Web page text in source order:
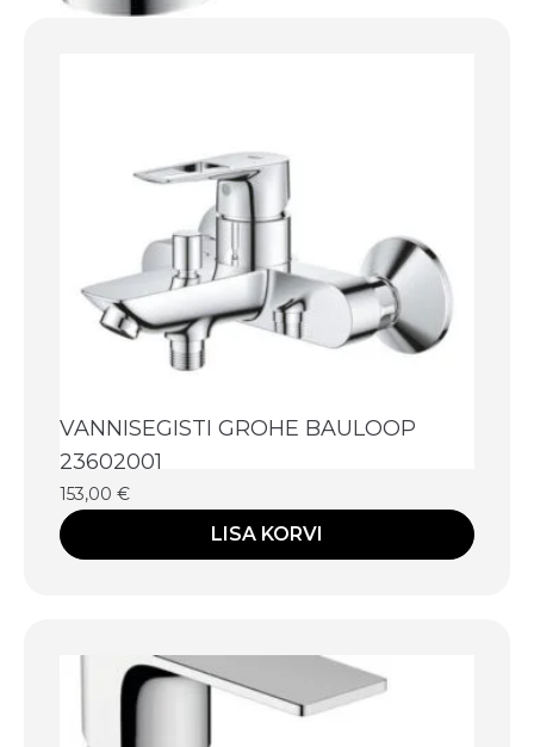
VANNISEGISTI GROHE BAULOOP
23602001
153,00 €
LISA KORVI